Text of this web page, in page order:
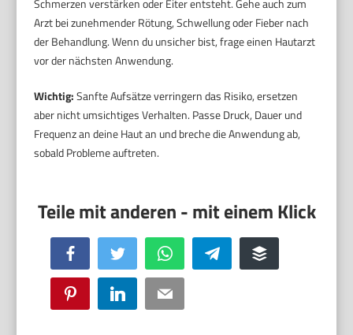
Arzt bei zunehmender Rötung, Schwellung oder Fieber nach
der Behandlung. Wenn du unsicher bist, frage einen Hautarzt
vor der nächsten Anwendung.
Wichtig:Sanfte Aufsätze verringern das Risiko, ersetzen
aber nicht umsichtiges Verhalten. Passe Druck, Dauer und
Frequenz an deine Haut an und breche die Anwendung ab,
sobald Probleme auftreten.
Facebook Twitter WhatsApp Telegram Buffer
Pinterest LinkedIn Email